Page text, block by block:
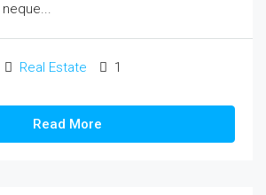
Real Estate 1
Read More